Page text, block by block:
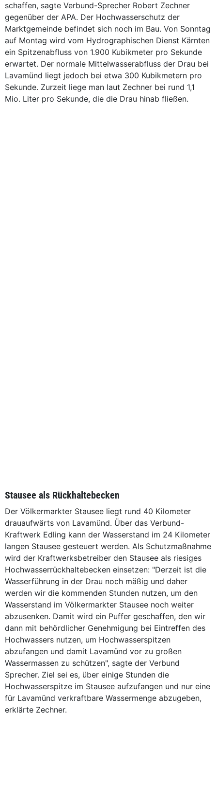
schaffen, sagte Verbund-Sprecher Robert Zechner
gegenüber der APA. Der Hochwasserschutz der
Marktgemeinde befindet sich noch im Bau. Von Sonntag
auf Montag wird vom Hydrographischen Dienst Kärnten
ein Spitzenabfluss von 1.900 Kubikmeter pro Sekunde
erwartet. Der normale Mittelwasserabfluss der Drau bei
Lavamünd liegt jedoch bei etwa 300 Kubikmetern pro
Sekunde. Zurzeit liege man laut Zechner bei rund 1,1
Mio. Liter pro Sekunde, die die Drau hinab fließen.
Stausee als Rückhaltebecken
Der Völkermarkter Stausee liegt rund 40 Kilometer
drauaufwärts von Lavamünd. Über das Verbund-
Kraftwerk Edling kann der Wasserstand im 24 Kilometer
langen Stausee gesteuert werden. Als Schutzmaßnahme
wird der Kraftwerksbetreiber den Stausee als riesiges
Hochwasserrückhaltebecken einsetzen: "Derzeit ist die
Wasserführung in der Drau noch mäßig und daher
werden wir die kommenden Stunden nutzen, um den
Wasserstand im Völkermarkter Stausee noch weiter
abzusenken. Damit wird ein Puffer geschaffen, den wir
dann mit behördlicher Genehmigung bei Eintreffen des
Hochwassers nutzen, um Hochwasserspitzen
abzufangen und damit Lavamünd vor zu großen
Wassermassen zu schützen", sagte der Verbund
Sprecher. Ziel sei es, über einige Stunden die
Hochwasserspitze im Stausee aufzufangen und nur eine
für Lavamünd verkraftbare Wassermenge abzugeben,
erklärte Zechner.